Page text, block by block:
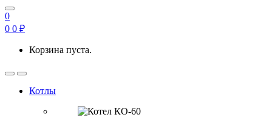
0
0 0 ₽
Корзина пуста.
OpenClose
Котлы